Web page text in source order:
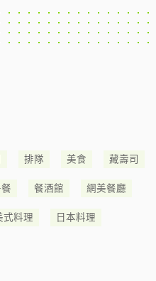
排隊 美食 藏壽司
餐酒館 網美餐廳
式料理 日本料理